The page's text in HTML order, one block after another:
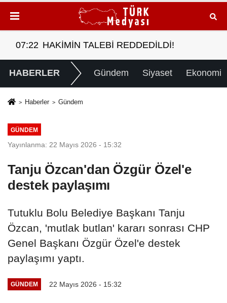
REDDEDİLDİ! 07:52 Borç patladı icra
HABERLER Gündem Siyaset Ekonomi
Haberler Gündem
GÜNDEM
Yayınlanma: 22 Mayıs 2026 - 15:32
Tanju Özcan'dan Özgür Özel'e
destek paylaşımı
Tutuklu Bolu Belediye Başkanı Tanju
Özcan, 'mutlak butlan' kararı sonrası CHP
Genel Başkanı Özgür Özel'e destek
paylaşımı yaptı.
GÜNDEM 22 Mayıs 2026 - 15:32